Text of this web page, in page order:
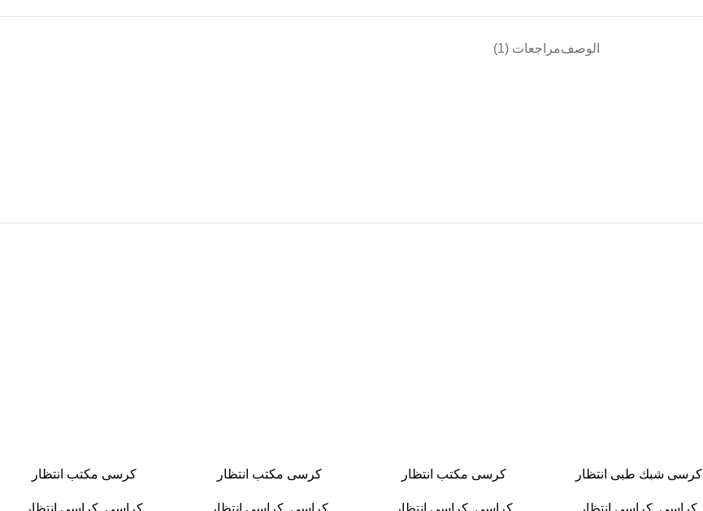
الوصفمراجعات (1)
كرسى شبك طبى انتظار
كراسى, كراسى انتظار
كرسى مكتب انتظار
كراسى,كراسى انتظار
كرسى مكتب انتظار
كراسى,كراسى انتظار
كرسى مكتب انتظار
كراسى, كراسى انتظار